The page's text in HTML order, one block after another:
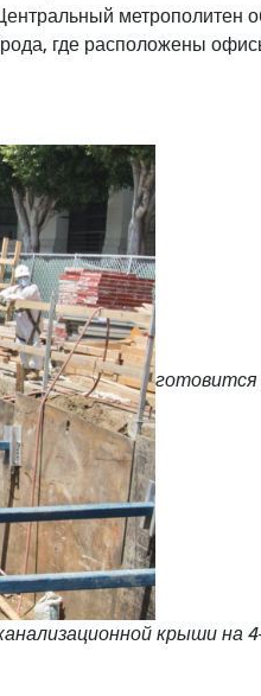
метрополитен
где расположены
готовится
крыши на